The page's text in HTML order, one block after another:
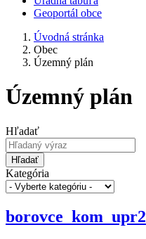
Geoportál obce
Úvodná stránka
Obec
Územný plán
Územný plán
Hľadať
Hľadať
Kategória
borovce_kom_upr2